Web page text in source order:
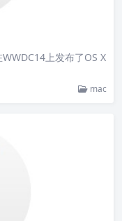
上发布了OS X
mac